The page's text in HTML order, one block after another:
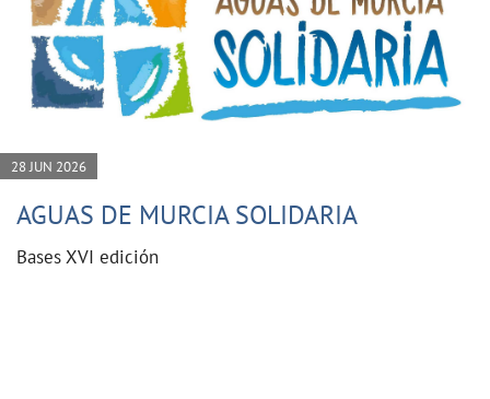
28 JUN 2026
AGUAS DE MURCIA SOLIDARIA
Bases XVI edición